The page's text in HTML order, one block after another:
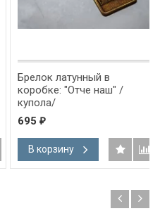
Брелок латунный в
коробке: "Отче наш" /
купола/
695 ₽
В корзину